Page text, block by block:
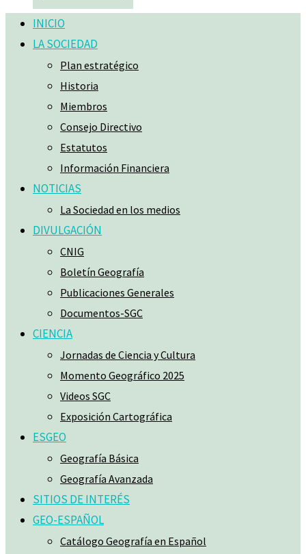
INICIO
LA SOCIEDAD
Plan estratégico
Historia
Miembros
Consejo Directivo
Estatutos
Información Financiera
NOTICIAS
La Sociedad en los medios
DIVULGACIÓN
CNIG
Boletín Geografía
Publicaciones Generales
Documentos-SGC
CIENCIA
Jornadas de Ciencia y Cultura
Momento Geográfico 2025
Videos SGC
Exposición Cartográfica
ESGEO
Geografía Básica
Geografía Avanzada
SITIOS DE INTERÉS
GEO-ESPAÑOL
Catálogo Geografía en Español